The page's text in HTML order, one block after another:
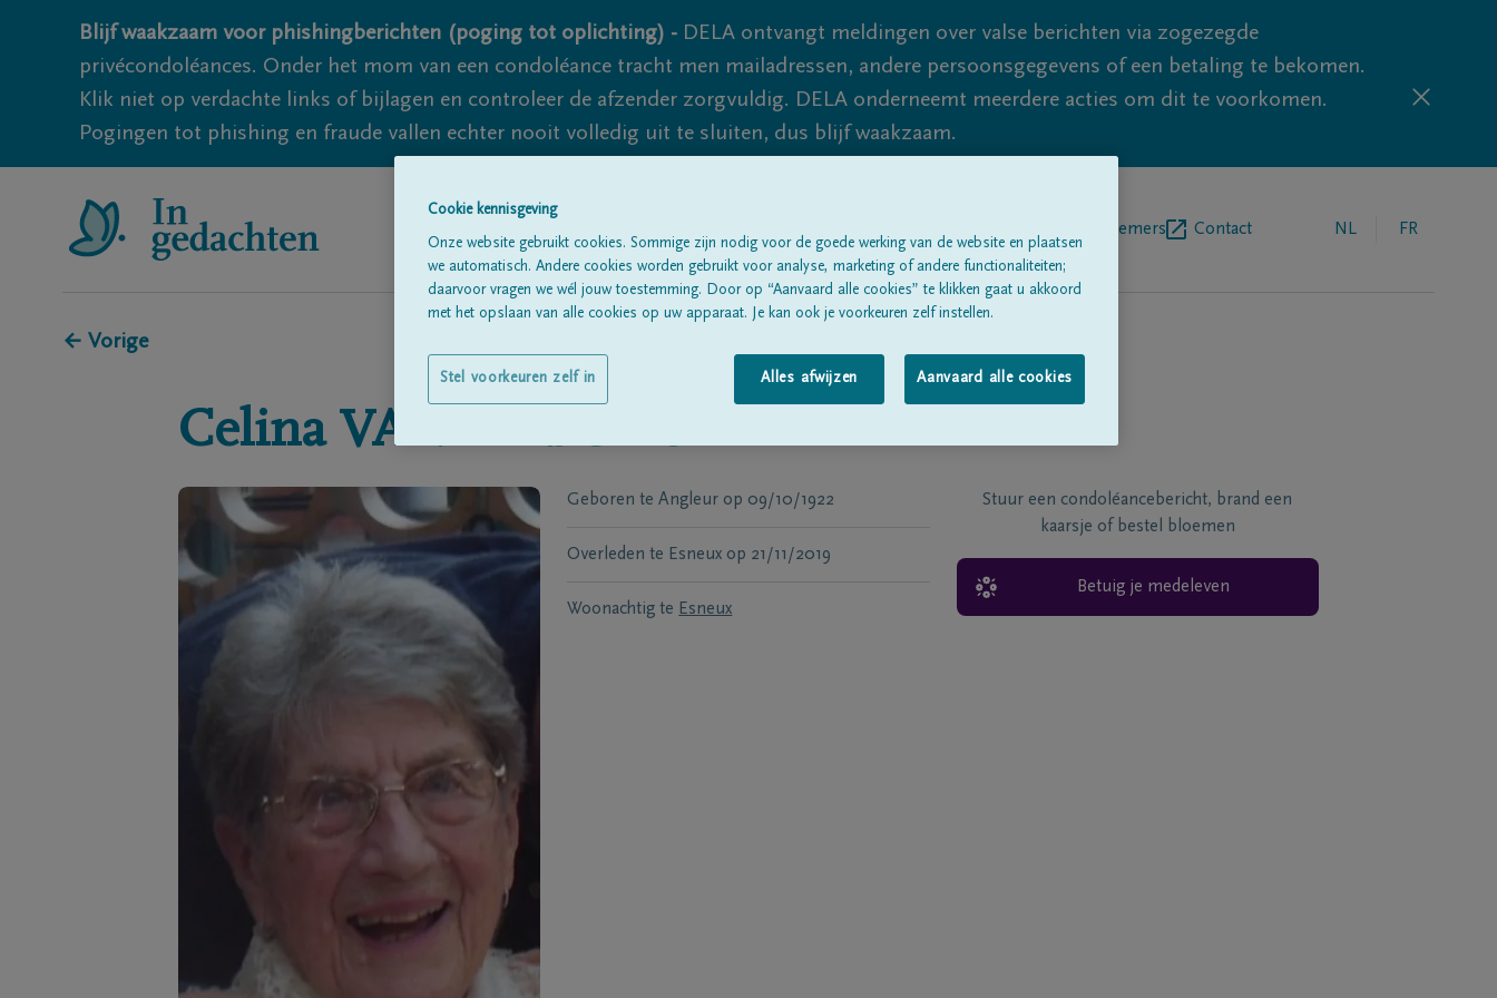
Blijf waakzaam voor phishingberichten (poging tot oplichting) - DELA ontvangt meldingen over valse berichten via zogezegde
privécondoléances. Onder het mom van een condoléance tracht men mailadressen, andere persoonsgegevens of een betaling te bekomen.
Klik niet op verdachte links of bijlagen en controleer de afzender zorgvuldig. DELA onderneemt meerdere acties om dit te voorkomen.
Pogingen tot phishing en fraude vallen echter nooit volledig uit te sluiten, dus blijf waakzaam.
Begrafenisondernemers Contact NL FR
← Vorige
Celina VANEERSCHOT
Geboren te Angleur op 09/10/1922
Overleden te Esneux op 21/11/2019
Woonachtig te Esneux
Stuur een condoléancebericht, brand een
kaarsje of bestel bloemen
Betuig je medeleven
Cookie kennisgeving
Onze website gebruikt cookies. Sommige zijn nodig voor de goede werking van de website en plaatsen
we automatisch. Andere cookies worden gebruikt voor analyse, marketing of andere functionaliteiten;
daarvoor vragen we wél jouw toestemming. Door op “Aanvaard alle cookies” te klikken gaat u akkoord
met het opslaan van alle cookies op uw apparaat. Je kan ook je voorkeuren zelf instellen.
Alles afwijzen Aanvaard alle cookies
Stel voorkeuren zelf in